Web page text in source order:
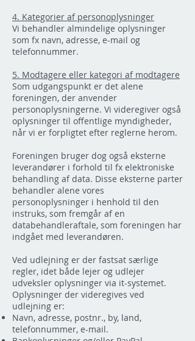
4. Kategorier af personoplysninger
Vi behandler almindelige oplysninger
som fx navn, adresse, e-mail og
telefonnummer.
5. Modtagere eller kategori af modtagere
Som udgangspunkt er det alene
foreningen, der anvender
personoplysningerne. Vi videregiver også
oplysninger til offentlige myndigheder,
når vi er forpligtet efter reglerne herom.
Foreningen bruger dog også eksterne
leverandører i forhold til fx elektroniske
behandling af data. Disse eksterne parter
behandler alene vores
personoplysninger i henhold til den
instruks, som fremgår af en
databehandleraftale, som foreningen har
indgået med leverandøren.
Ved udlejning er der fastsat særlige
regler, idet både lejer og udlejer
udveksler oplysninger via it-systemet.
Oplysninger der videregives ved
udlejning er:
Navn, adresse, postnr., by, land,
telefonnummer, e-mail.